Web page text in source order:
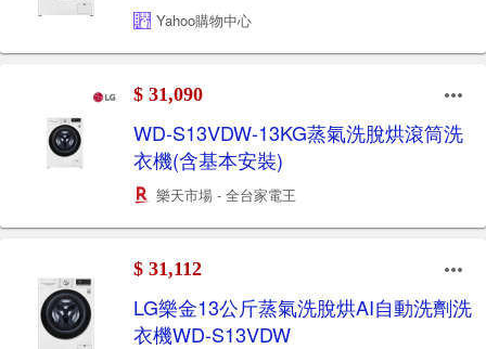
Yahoo購物中心
$ 31,090
WD-S13VDW-13KG蒸氣洗脫烘滾筒洗
衣機(含基本安裝)
樂天市場 - 全台家電王
$ 31,112
LG樂金13公斤蒸氣洗脫烘AI自動洗劑洗
衣機WD-S13VDW